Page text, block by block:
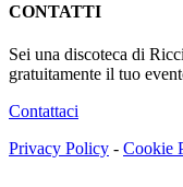
CONTATTI
Sei una discoteca di
gratuitamente il tuo
Contattaci
Privacy Policy - Cookie